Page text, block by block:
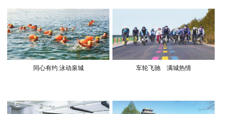
同心有约 泳动泉城 车轮飞驰 满城热情